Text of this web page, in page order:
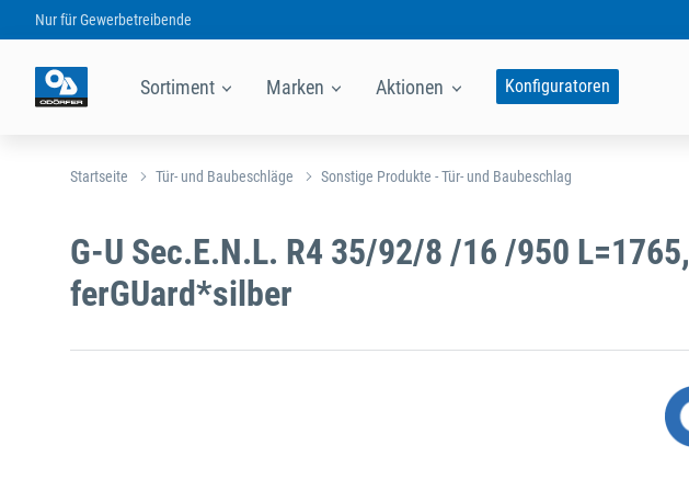
Nur fürGewerbetreibende
Sortiment Marken Aktionen Konfiguratoren
Startseite Tür- und Baubeschläge Sonstige Produkte - Tür- und Baubeschlag
G-U Sec.E.N.L. R4 35/92/8 /16 /950 L=1765,
ferGUard*silber